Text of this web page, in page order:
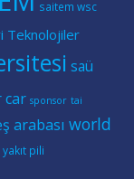
saitem wsc
Teknolojiler
saü
car sponsor tai
arabası world
yakıt pili